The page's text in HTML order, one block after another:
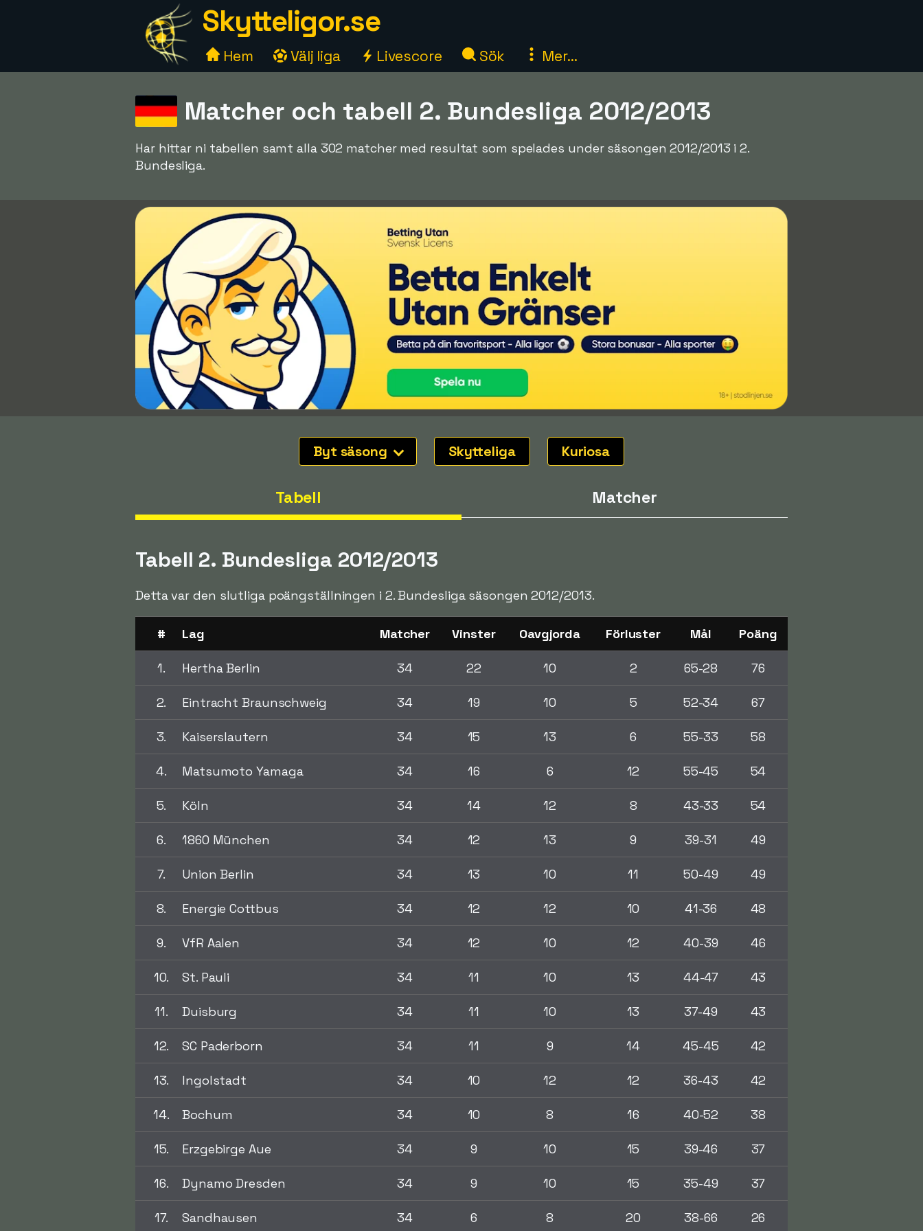
Skytteligor.se
Hem Välj liga Livescore Sök Mer...
Matcher och tabell 2. Bundesliga 2012/2013
Har hittar ni tabellen samt alla 302 matcher med resultat som spelades under säsongen 2012/2013 i 2.
Bundesliga.
Byt säsong Skytteliga Kuriosa
Tabell Matcher
Tabell 2. Bundesliga 2012/2013
Detta var den slutliga poängställningen i 2. Bundesliga säsongen 2012/2013.
# Lag Matcher Vinster Oavgjorda Förluster Mål Poäng
1. Hertha Berlin 34 22 10 2 65-28 76
2. Eintracht Braunschweig 34 19 10 5 52-34 67
3. Kaiserslautern 34 15 13 6 55-33 58
4. Matsumoto Yamaga 34 16 6 12 55-45 54
5. Köln 34 14 12 8 43-33 54
6. 1860 München 34 12 13 9 39-31 49
7. Union Berlin 34 13 10 11 50-49 49
8. Energie Cottbus 34 12 12 10 41-36 48
9. VfR Aalen 34 12 10 12 40-39 46
10. St. Pauli 34 11 10 13 44-47 43
11. Duisburg 34 11 10 13 37-49 43
12. SC Paderborn 34 11 9 14 45-45 42
13. Ingolstadt 34 10 12 12 36-43 42
14. Bochum 34 10 8 16 40-52 38
15. Erzgebirge Aue 34 9 10 15 39-46 37
16. Dynamo Dresden 34 9 10 15 35-49 37
17. Sandhausen 34 6 8 20 38-66 26